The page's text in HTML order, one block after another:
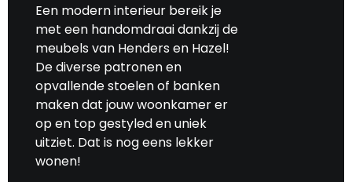
Een modern interieur bereik je
met een handomdraai dankzij de
meubels van Henders en Hazel!
De diverse patronen en
opvallende stoelen of banken
maken dat jouw woonkamer er
op en top gestyled en uniek
uitziet. Dat is nog eens lekker
wonen!